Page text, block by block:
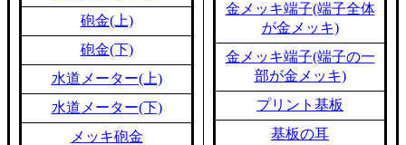
砲金(上)
砲金(下)
水道メーター(上)
水道メーター(下)
メッキ砲金
金メッキ端子(端子全体
が金メッキ)
金メッキ端子(端子の一
部が金メッキ)
プリント基板
基板の耳